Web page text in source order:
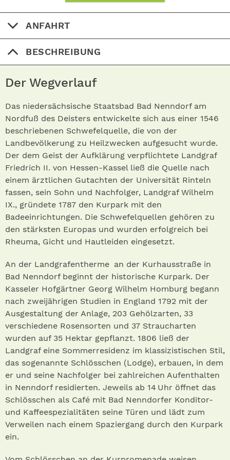
ANFAHRT
BESCHREIBUNG
Der Wegverlauf
Das niedersächsische Staatsbad Bad Nenndorf am
Nordfuß des Deisters entwickelte sich aus einer 1546
beschriebenen Schwefelquelle, die von der
Landbevölkerung zu Heilzwecken aufgesucht wurde.
Der dem Geist der Aufklärung verpflichtete Landgraf
Friedrich II. von Hessen-Kassel ließ die Quelle nach
einem ärztlichen Gutachten der Universität Rinteln
fassen, sein Sohn und Nachfolger, Landgraf Wilhelm
IX., gründete 1787 den Kurpark mit den
Badeeinrichtungen. Die Schwefelquellen gehören zu
den stärksten Europas und wurden erfolgreich bei
Rheuma, Gicht und Hautleiden eingesetzt.
An der Landgrafentherme an der Kurhausstraße in
Bad Nenndorf beginnt der historische Kurpark. Der
Kasseler Hofgärtner Georg Wilhelm Homburg begann
nach zweijährigen Studien in England 1792 mit der
Ausgestaltung der Anlage, 203 Gehölzarten, 33
verschiedene Rosensorten und 37 Straucharten
wurden auf 35 Hektar gepflanzt. 1806 ließ der
Landgraf eine Sommerresidenz im klassizistischen Stil,
das sogenannte Schlösschen (Lodge), erbauen, in dem
er und seine Nachfolger bei zahlreichen Aufenthalten
in Nenndorf residierten. Jeweils ab 14 Uhr öffnet das
Schlösschen als Café mit Bad Nenndorfer Konditor-
und Kaffeespezialitäten seine Türen und lädt zum
Verweilen nach einem Spaziergang durch den Kurpark
ein.